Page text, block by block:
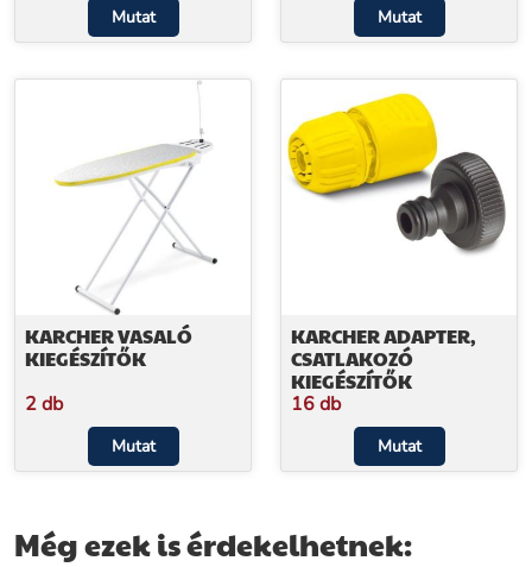
Mutat Mutat
KARCHER VASALÓ
KIEGÉSZÍTŐK
2 db
Mutat
KARCHER ADAPTER,
CSATLAKOZÓ
KIEGÉSZÍTŐK
16 db
Mutat
Még ezek is érdekelhetnek: